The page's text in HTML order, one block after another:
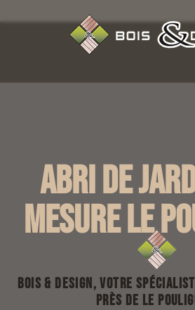
Abri de
mesure Le
Bois & Design, votre
près de Le